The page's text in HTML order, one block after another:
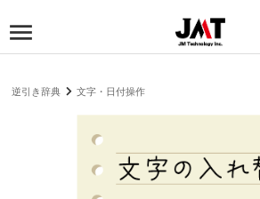
逆引き辞典 文字・日付操作